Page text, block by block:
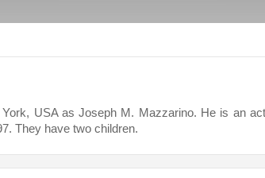
USA as Joseph M. Mazzarino. He is an
They have two children.